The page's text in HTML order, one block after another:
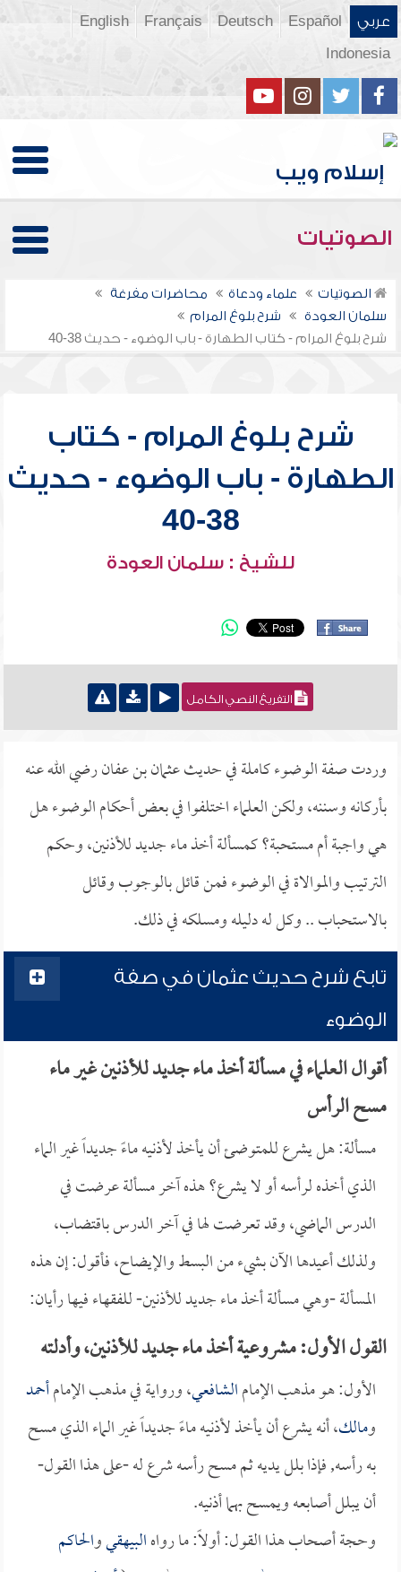
عربي Español
Deutsch
Français
English
Indonesia
الصوتيات
الصوتيات علماء ودعاة
محاضرات مفرغة
سلمان العودة
شرح بلوغ المرام
شرح بلوغ المرام - كتاب الطهارة - باب الوضوء - حديث 38-40
شرح بلوغ المرام - كتاب
الطهارة - باب الوضوء - حديث
38-40
للشيخ : سلمان العودة
التفريغ النصي الكامل
وردت صفة الوضوء كاملة في حديث عثمان بن عفان رضي الله عنه
بأركانه وسننه، ولكن العلماء اختلفوا في بعض أحكام الوضوء هل
هي واجبة أم مستحبة؟ كمسألة أخذ ماء جديد للأذنين، وحكم
الترتيب والموالاة في الوضوء فمن قائل بالوجوب وقائل
بالاستحباب .. وكل له دليله ومسلكه في ذلك.
تابع شرح حديث عثمان في صفة
الوضوء
أقوال العلماء في مسألة أخذ ماء جديد للأذنين غير ماء
مسح الرأس
مسألة: هل يشرع للمتوضئ أن يأخذ لأذنيه ماءً جديداً غير الماء
الذي أخذه لرأسه أو لا يشرع؟ هذه آخر مسألة عرضت في
الدرس الماضي، وقد تعرضت لها في آخر الدرس باقتضاب،
ولذلك أعيدها الآن بشيء من البسط والإيضاح، فأقول: إن هذه
المسألة -وهي مسألة أخذ ماء جديد للأذنين- للفقهاء فيها رأيان:
القول الأول: مشروعية أخذ ماء جديد للأذنين، وأدلته
الأول: هو مذهب الإمامالشافعي، ورواية في مذهب الإمامأحمد
ومالك، أنه يشرع أن يأخذ لأذنيه ماءً جديداً غير الماء الذي مسح
به رأسه, فإذا بلل يديه ثم مسح رأسه شرع له -على هذا القول-
أن يبلل أصابعه ويمسح بهما أذنيه.
وحجة أصحاب هذا القول: أولاً: ما رواهالبيهقيوالحاكم